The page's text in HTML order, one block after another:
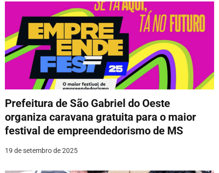
d
e
o
s
Prefeitura de São Gabriel do Oeste
organiza caravana gratuita para o maior
festival de empreendedorismo de MS
19 de setembro de 2025